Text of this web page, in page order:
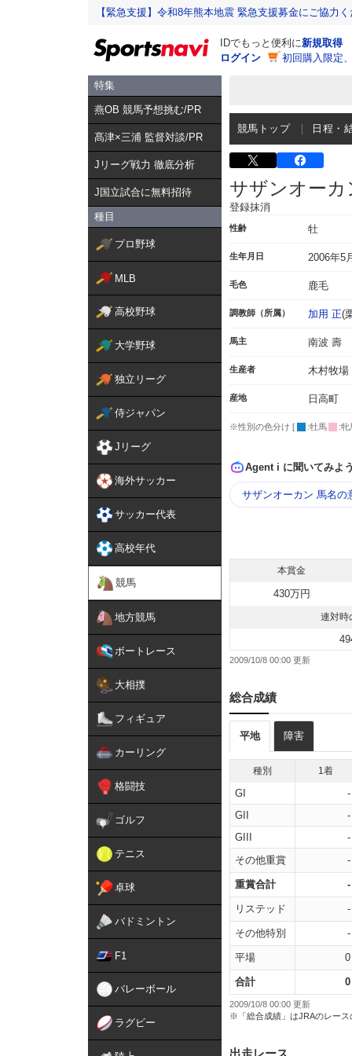
【緊急支援】令和8年熊本地震 緊急支援募金にご協力
IDでもっと便利に新規取得
ログイン
初回購入限定
特集
燕OB 競馬予想挑む/PR
髙津×三浦 監督対談/PR
Jリーグ戦力 徹底分析
J国立試合に無料招待
種目
プロ野球
MLB
高校野球
大学野球
独立リーグ
侍ジャパン
Jリーグ
海外サッカー
サッカー代表
高校年代
競馬
地方競馬
ボートレース
大相撲
フィギュア
カーリング
格闘技
ゴルフ
テニス
卓球
バドミントン
F1
バレーボール
ラグビー
競馬トップ 日程・
サザンオーカ
登録抹消
性齢 牡
生年月日 2006年5
毛色 鹿毛
調教師（所属） 加用 正(
馬主 南波 壽
生産者 木村牧場
産地 日高町
※性別の色分け [ :牡馬 :牝
Agent i に聞いてみよ
サザンオーカン 馬名の
本賞金
430万円
連対時
2009/10/8 00:00
総合成績
平地 障害
種別 1着
GI
-
GII
-
GIII
-
その他重賞
-
重賞合計 -
リステッド -
その他特別 -
平場 0
合計 0
2009/10/8 00:00 更新
※「総合成績」はJRAのレース
出走レース